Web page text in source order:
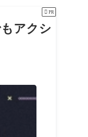
 PR
アクシ